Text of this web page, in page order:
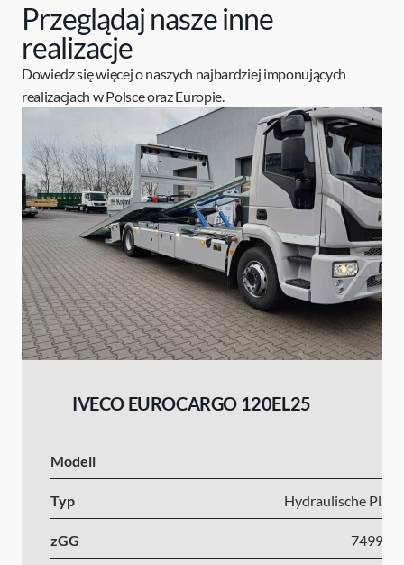
Przeglądaj nasze inne
realizacje
Dowiedz się więcej o naszych najbardziej imponujących
realizacjach w Polsce oraz Europie.
IVECO EUROCARGO 120EL25
Modell
Typ Hydraulische
zGG 7499-